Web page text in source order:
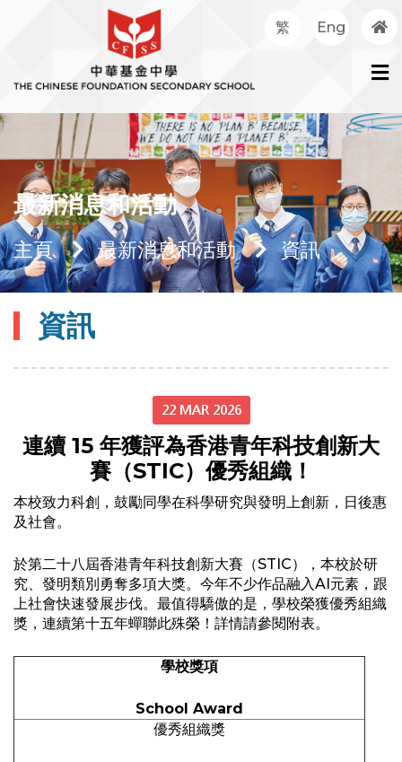
繁 Eng
最新消息和活動
主頁 最新消息和活動 資訊
資訊
22 MAR 2026
連續 15 年獲評為香港青年科技創新大
賽（STIC）優秀組織！
本校致力科創，鼓勵同學在科學研究與發明上創新，日後惠
及社會。
於第二十八屆香港青年科技創新大賽（STIC），本校於研
究、發明類別勇奪多項大獎。今年不少作品融入AI元素，跟
上社會快速發展步伐。最值得驕傲的是，學校榮獲優秀組織
獎，連續第十五年蟬聯此殊榮！詳情請參閱附表。
學校獎項
School Award
優秀組織獎